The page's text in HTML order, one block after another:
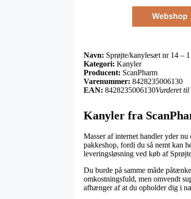
Webshop
Navn: Sprøjte/kanylesæt nr 14 –
Kategori: Kanyler
Producent: ScanPharm
Varenummer: 8428235006130
EAN: 8428235006130Vurderet
Kanyler fra
Masser af internet handler yder
pakkeshop, fordi du så nemt kan
leveringsløsning ved køb af
Du burde på samme måde
omkostningsfuld, men omvendt
afhænger af at du opholder dig i